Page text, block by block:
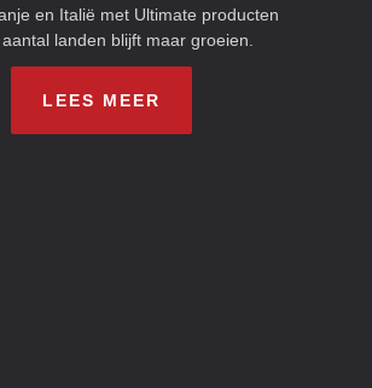
en Italië met Ultimate producten
landen blijft maar groeien.
LEES MEER